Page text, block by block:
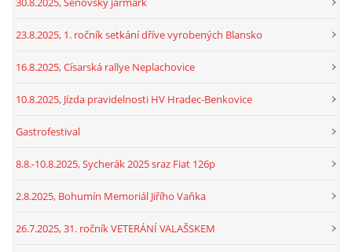
23.8.2025, 1. ročník setkání dříve vyrobených Blansko
16.8.2025, Císarská rallye Neplachovice
10.8.2025, Jízda pravidelnosti HV Hradec-Benkovice
Gastrofestival
8.8.-10.8.2025, Sycherák 2025 sraz Fiat 126p
2.8.2025, Bohumín Memoriál Jiřího Vaňka
26.7.2025, 31. ročník VETERÁNÍ VALAŠSKEM